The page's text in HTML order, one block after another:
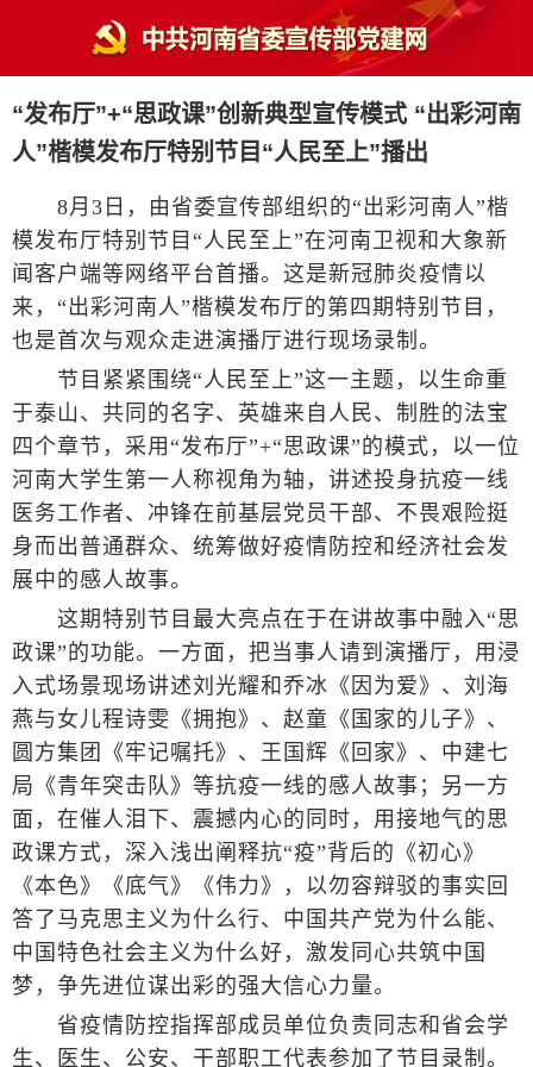
“发布厅”+“思政课”创新典型宣传模式 “出彩河南
人”楷模发布厅特别节目“人民至上”播出
8月3日，由省委宣传部组织的“出彩河南人”楷
模发布厅特别节目“人民至上”在河南卫视和大象新
闻客户端等网络平台首播。这是新冠肺炎疫情以
来，“出彩河南人”楷模发布厅的第四期特别节目，
也是首次与观众走进演播厅进行现场录制。
节目紧紧围绕“人民至上”这一主题，以生命重
于泰山、共同的名字、英雄来自人民、制胜的法宝
四个章节，采用“发布厅”+“思政课”的模式，以一位
河南大学生第一人称视角为轴，讲述投身抗疫一线
医务工作者、冲锋在前基层党员干部、不畏艰险挺
身而出普通群众、统筹做好疫情防控和经济社会发
展中的感人故事。
这期特别节目最大亮点在于在讲故事中融入“思
政课”的功能。一方面，把当事人请到演播厅，用浸
入式场景现场讲述刘光耀和乔冰《因为爱》、刘海
燕与女儿程诗雯《拥抱》、赵童《国家的儿子》、
圆方集团《牢记嘱托》、王国辉《回家》、中建七
局《青年突击队》等抗疫一线的感人故事；另一方
面，在催人泪下、震撼内心的同时，用接地气的思
政课方式，深入浅出阐释抗“疫”背后的《初心》
《本色》《底气》《伟力》，以勿容辩驳的事实回
答了马克思主义为什么行、中国共产党为什么能、
中国特色社会主义为什么好，激发同心共筑中国
梦，争先进位谋出彩的强大信心力量。
省疫情防控指挥部成员单位负责同志和省会学
生、医生、公安、干部职工代表参加了节目录制。